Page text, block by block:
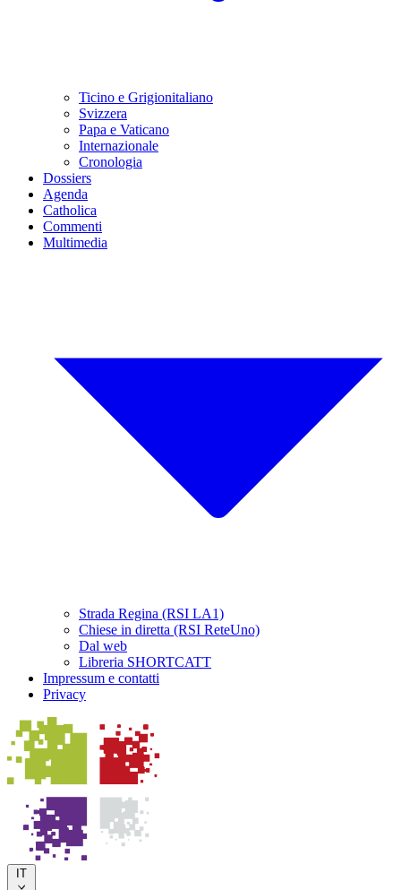
Ticino e Grigionitaliano
Svizzera
Papa e Vaticano
Internazionale
Cronologia
Dossiers
Agenda
Catholica
Commenti
Multimedia
Strada Regina (RSI LA1)
Chiese in diretta (RSI ReteUno)
Dal web
Libreria SHORTCATT
Impressum e contatti
Privacy
IT